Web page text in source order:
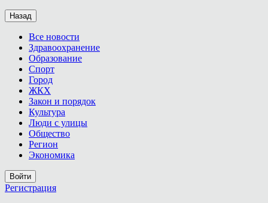
Назад
Все новости
Здравоохранение
Образование
Спорт
Город
ЖКХ
Закон и порядок
Культура
Люди с улицы
Общество
Регион
Экономика
Войти
Регистрация